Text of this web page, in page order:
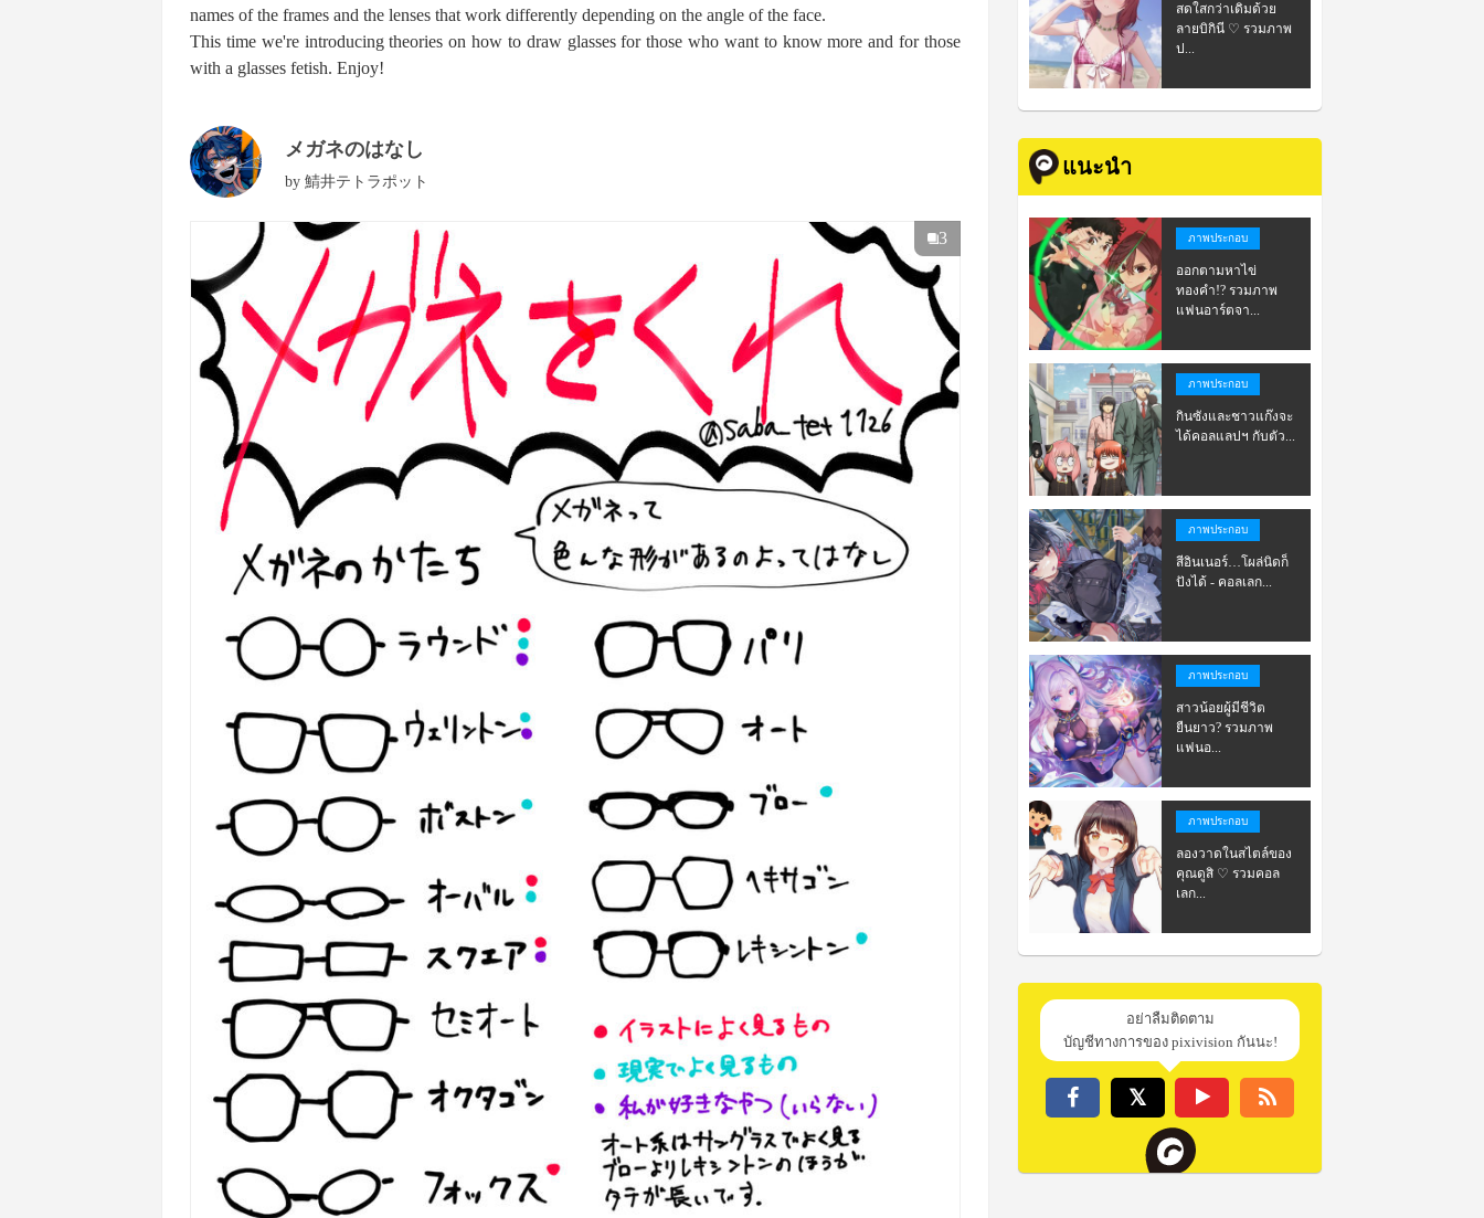
names of the frames and the lenses that work differently depending on the angle of the face.
This time we're introducing theories on how to draw glasses for those who want to know more and for those
with a glasses fetish. Enjoy!
メガネのはなし
by 鯖井テトラポット
3
สดใสกว่าเดิมด้วย
ลายบิกินี ♡ รวมภาพ
ป...
แนะนำ
ภาพประกอบ
ออกตามหาไข่
ทองคำ!? รวมภาพ
แฟนอาร์ตจา...
ภาพประกอบ
กินซังและชาวแก๊งจะ
ได้คอลแลปฯ กับตัว...
ภาพประกอบ
สีอินเนอร์…โผล่นิดก็
ปังได้ - คอลเลก...
ภาพประกอบ
สาวน้อยผู้มีชีวิต
ยืนยาว? รวมภาพ
แฟนอ...
ภาพประกอบ
ลองวาดในสไตล์ของ
คุณดูสิ ♡ รวมคอล
เลก...
อย่าลืมติดตาม
บัญชีทางการของ pixivision กันนะ!